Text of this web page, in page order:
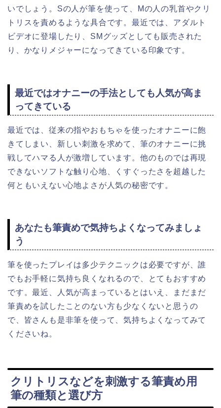
いでしょう。Sの人が筆を使って、Mの人の乳首やクリ
トリスを責めるような具合です。最近では、アダルト
ビデオに登場したり、SMグッズとしても販売された
り、かなりメジャーになってきている印象です。
最近ではオナニーの手法としても人気が高ま
ってきている
最近では、従来の指やおもちゃを使ったオナニーに飽
きてしまい、新しい刺激を求めて、筆のオナニーに挑
戦してハマる人が激増しています。他のものでは再現
できないソフトな触り心地、くすぐったさを超越した
何ともいえない心地よさが人気の秘密です。
あなたも筆責めで気持ちよくなってみましょ
う
筆を使ったプレイは多少テクニックは必要ですが、誰
でもお手軽に気持ち良くなれるので、とてもおすすめ
です。最近、人気が高まっているとはいえ、まだまだ
筆責めを試したことのない方も少なくないと思うの
で、皆さんも是非筆を使って、気持ちよくなってみて
くださいね。
クリトリスなどを刺激する筆責め用
筆の種類と選び方